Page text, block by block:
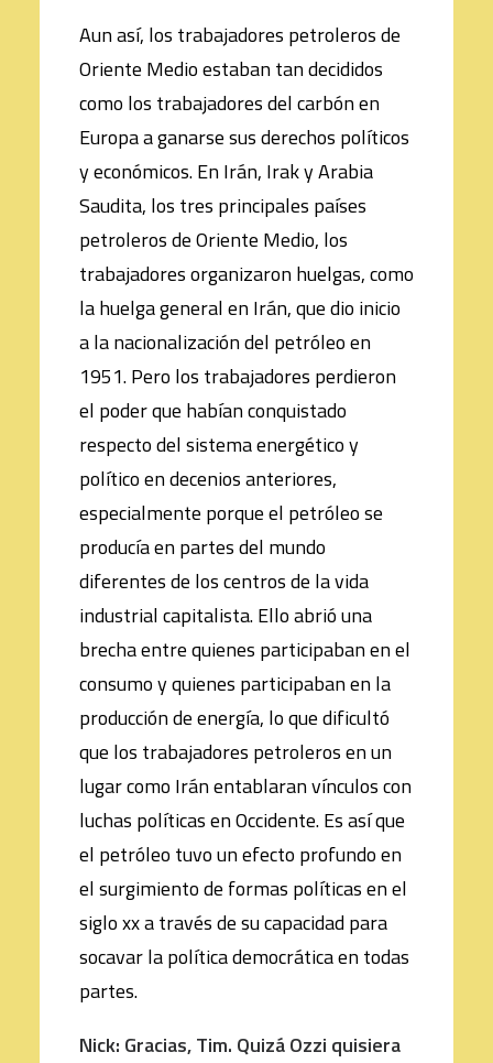
Aun así, los trabajadores petroleros de
Oriente Medio estaban tan decididos
como los trabajadores del carbón en
Europa a ganarse sus derechos políticos
y económicos. En Irán, Irak y Arabia
Saudita, los tres principales países
petroleros de Oriente Medio, los
trabajadores organizaron huelgas, como
la huelga general en Irán, que dio inicio
a la nacionalización del petróleo en
1951. Pero los trabajadores perdieron
el poder que habían conquistado
respecto del sistema energético y
político en decenios anteriores,
especialmente porque el petróleo se
producía en partes del mundo
diferentes de los centros de la vida
industrial capitalista. Ello abrió una
brecha entre quienes participaban en el
consumo y quienes participaban en la
producción de energía, lo que dificultó
que los trabajadores petroleros en un
lugar como Irán entablaran vínculos con
luchas políticas en Occidente. Es así que
el petróleo tuvo un efecto profundo en
el surgimiento de formas políticas en el
siglo xx a través de su capacidad para
socavar la política democrática en todas
partes.
Nick: Gracias, Tim. Quizá Ozzi quisiera